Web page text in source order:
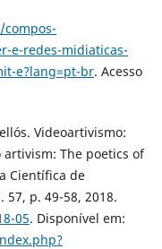
e-redes-midiaticas-
e?lang=pt-br. Acesso
Videoartivismo:
The poetics of
Científica de
57, p. 49-58, 2018.
05. Disponível em: